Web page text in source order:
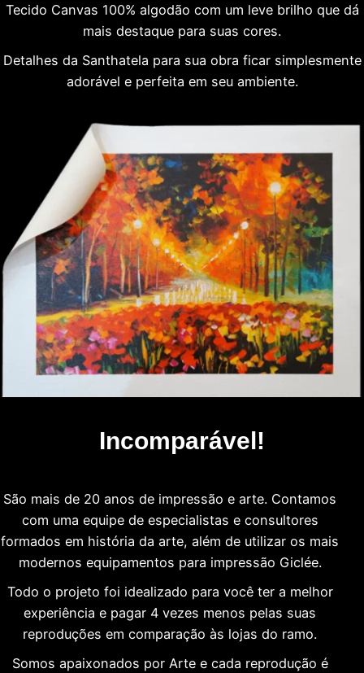
Tecido Canvas 100% algodão com um leve brilho que dá
mais destaque para suas cores.
Detalhes da Santhatela para sua obra ficar simplesmente
adorável e perfeita em seu ambiente.
Incomparável!
São mais de 20 anos de impressão e arte. Contamos
com uma equipe de especialistas e consultores
formados em história da arte, além de utilizar os mais
modernos equipamentos para impressão Giclée.
Todo o projeto foi idealizado para você ter a melhor
experiência e pagar 4 vezes menos pelas suas
reproduções em comparação às lojas do ramo.
Somos apaixonados por Arte e cada reprodução é